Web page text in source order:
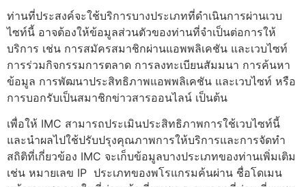
ท่านที่ประสงค์จะใช้บริการบางประเภทที่ดำเนินการผ่านเวบ
ไซท์นี้ อาจต้องให้ข้อมูลส่วนตัวของท่านที่จำเป็นต่อการให้
บริการ เช่น การสมัครสมาชิกผ่านแอพพลิเคชัน และเวบไซท์
การร่วมกิจกรรมการตลาด การลงทะเบียนสัมมนา การค้นหา
ข้อมูล การพัฒนาประสิทธิภาพแอพพลิเคชัน และเวบไซท์ หรือ
การบอกรับเป็นสมาชิกข่าวสารออนไลน์ เป็นต้น
เพื่อให้ IMC สามารถประเมินประสิทธิภาพการใช้เวบไซท์นี้
และนำผลไปใช้ปรับปรุงคุณภาพการให้บริการและการจัดทำ
สถิติที่เกี่ยวข้อง IMC จะเก็บข้อมูลบางประเภทของท่านเพิ่มเติม
เช่น หมายเลข IP ประเภทของพโรแกรมค้นผ่าน ชื่อโดเมน